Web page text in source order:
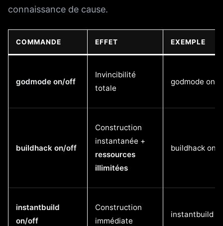
connaissance de cause.
COMMANDE EFFET EXEMPLE
godmode on/off
Invincibilité
totale
godmode on
buildhack on/off
Construction
instantanée +
ressources
illimitées
buildhack on
instantbuild
on/off
Construction
immédiate
instantbuild